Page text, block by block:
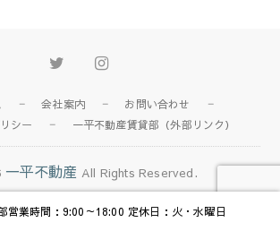
営業時間：9:00～18:00 定休日：火・水曜日
TwitterInstagram
会社案内
お問い合わせ
シー
一平不動産賃貸部（外部リンク）
一平不動産 All Rights Reserved.